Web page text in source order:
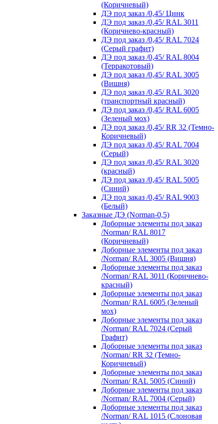
(Коричневый)
ДЭ под заказ /0,45/ Цинк
ДЭ под заказ /0,45/ RAL 3011
(Коричнево-красный)
ДЭ под заказ /0,45/ RAL 7024
(Серый графит)
ДЭ под заказ /0,45/ RAL 8004
(Терракотовый)
ДЭ под заказ /0,45/ RAL 3005
(Вишня)
ДЭ под заказ /0,45/ RAL 3020
(транспортный красный)
ДЭ под заказ /0,45/ RAL 6005
(Зеленый мох)
ДЭ под заказ /0,45/ RR 32 (Темно-
Коричневый)
ДЭ под заказ /0,45/ RAL 7004
(Серый)
ДЭ под заказ /0,45/ RAL 3020
(красный)
ДЭ под заказ /0,45/ RAL 5005
(Синий)
ДЭ под заказ /0,45/ RAL 9003
(Белый)
Заказные ДЭ (Norman-0,5)
Доборные элементы под заказ
/Norman/ RAL 8017
(Коричневый)
Доборные элементы под заказ
/Norman/ RAL 3005 (Вишня)
Доборные элементы под заказ
/Norman/ RAL 3011 (Коричнево-
красный)
Доборные элементы под заказ
/Norman/ RAL 6005 (Зеленый
мох)
Доборные элементы под заказ
/Norman/ RAL 7024 (Серый
Графит)
Доборные элементы под заказ
/Norman/ RR 32 (Темно-
Коричневый)
Доборные элементы под заказ
/Norman/ RAL 5005 (Синий)
Доборные элементы под заказ
/Norman/ RAL 7004 (Серый)
Доборные элементы под заказ
/Norman/ RAL 1015 (Слоновая